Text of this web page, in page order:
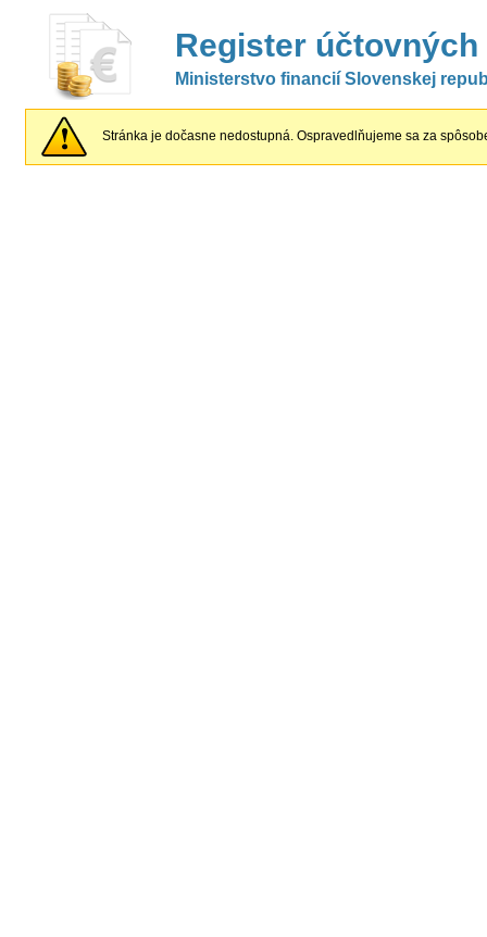
Register účtovných
Ministerstvo financií Slovenskej
Stránka je dočasne nedostupná. Ospravedlňujeme sa za